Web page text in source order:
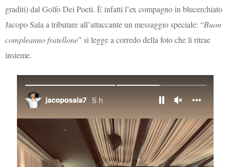
graditi) dal Golfo Dei Poeti. È infatti l’ex compagno in blucerchiato
Jacopo Sala a tributare all’attaccante un messaggio speciale: “Buon
compleanno fratellone” si legge a corredo della foto che li ritrae
insieme.